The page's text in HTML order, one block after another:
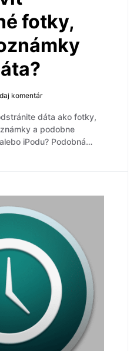
fotky,
komentár
dáta ako fotky,
a podobne
iPodu? Podobná…